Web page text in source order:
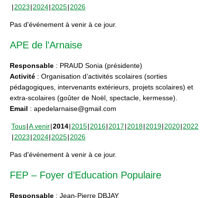
2023 2024 2025 2026
Pas d'événement à venir à ce jour.
APE de l’Arnaise
Responsable : PRAUD Sonia (présidente)
Activité : Organisation d’activités scolaires (sorties
pédagogiques, intervenants extérieurs, projets scolaires) et
extra-scolaires (goûter de Noël, spectacle, kermesse).
Email : apedelarnaise@gmail.com
Tous A venir 2014 2015 2016 2017 2018 2019 2020 2022
2023 2024 2025 2026
Pas d'événement à venir à ce jour.
FEP – Foyer d’Education Populaire
Responsable : Jean-Pierre DBJAY